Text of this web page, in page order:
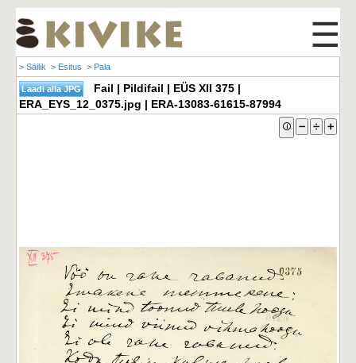
☰
> Säilik > Esitus > Pala
Fail | Pildifail | EÜS XII 375 |
ERA_EYS_12_0375.jpg | ERA-13083-61615-87994